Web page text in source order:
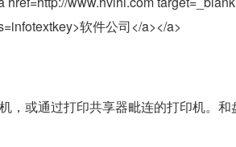
或通过打印共享器毗连的打印机。和